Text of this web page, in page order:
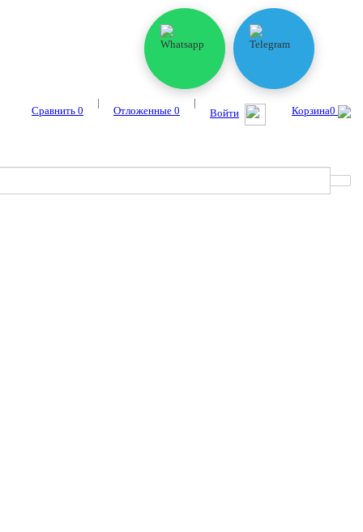
Сравнить 0
|
Отложенные 0
|
Войти
Корзина0